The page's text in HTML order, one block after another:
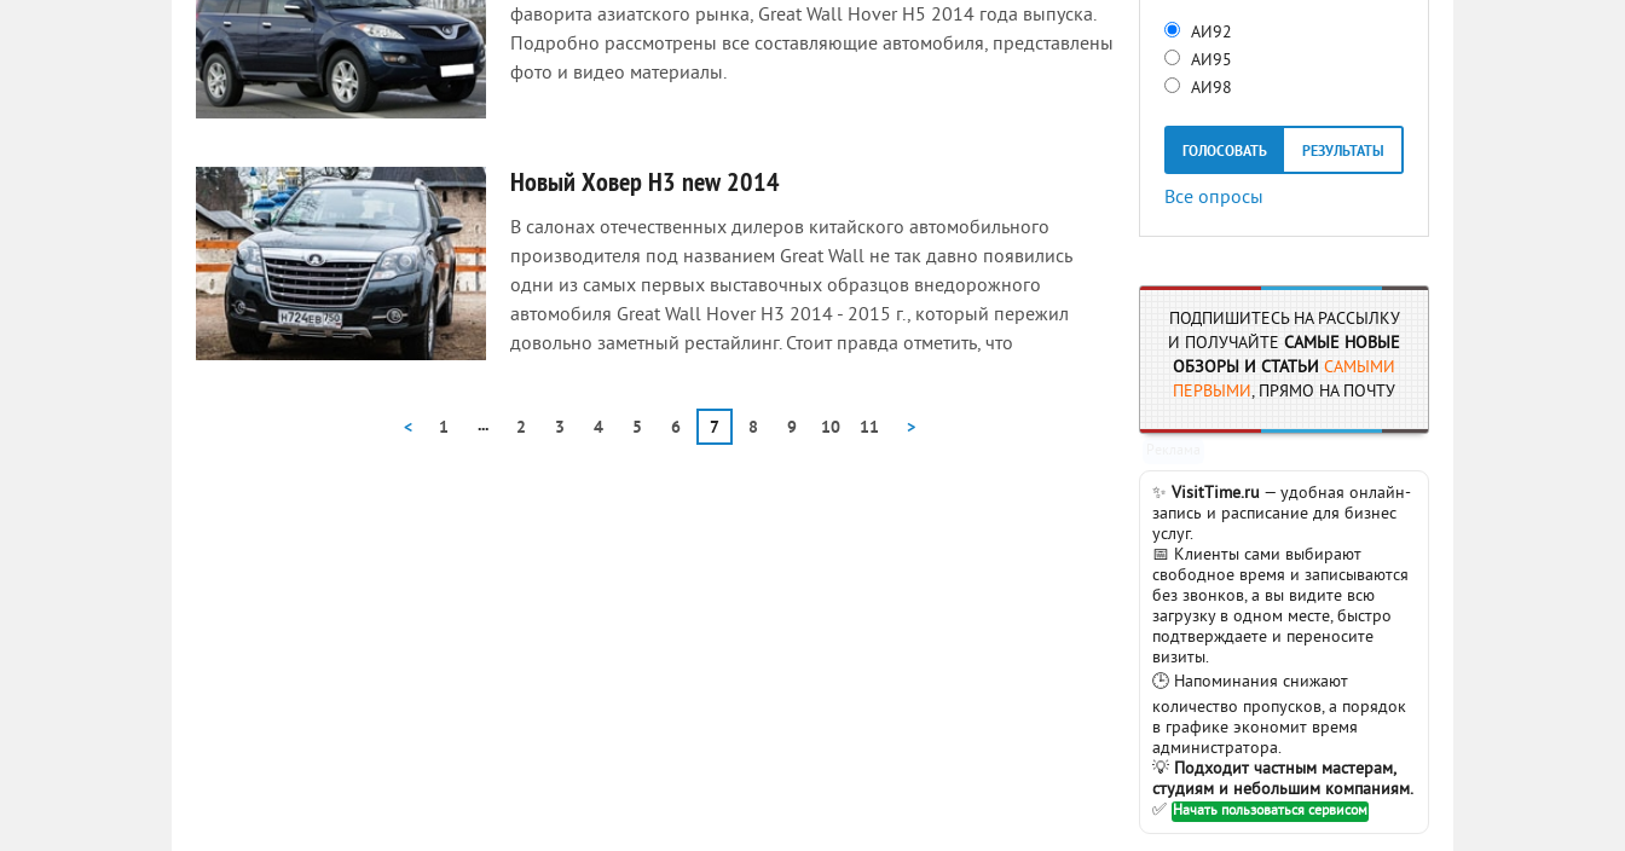
фаворита азиатского рынка, Great Wall Hover H5 2014 года выпуска.
Подробно рассмотрены все составляющие автомобиля, представлены
фото и видео материалы.
Новый Ховер Н3 new 2014
В салонах отечественных дилеров китайского автомобильного
производителя под названием Great Wall не так давно появились
одни из самых первых выставочных образцов внедорожного
автомобиля Great Wall Hover H3 2014 - 2015 г., который пережил
довольно заметный рестайлинг. Стоит правда отметить, что
< 1 ... 2 3 4 5 6 7 8 9 10 11 >
АИ92
АИ95
АИ98
ГОЛОСОВАТЬ РЕЗУЛЬТАТЫ
Все опросы
ПОДПИШИТЕСЬ НА РАССЫЛКУ
И ПОЛУЧАЙТЕ САМЫЕ НОВЫЕ
ОБЗОРЫ И СТАТЬИ САМЫМИ
ПЕРВЫМИ, ПРЯМО НА ПОЧТУ
✨ VisitTime.ru — удобная онлайн-
запись и расписание для бизнес
услуг.
📅 Клиенты сами выбирают
свободное время и записываются
без звонков, а вы видите всю
загрузку в одном месте, быстро
подтверждаете и переносите
визиты.
🕒 Напоминания снижают
количество пропусков, а порядок
в графике экономит время
администратора.
💡 Подходит частным мастерам,
студиям и небольшим компаниям.
✅ Начать пользоваться сервисом